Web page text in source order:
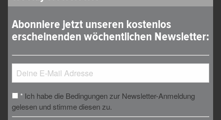
Abonniere jetzt unseren kostenlos
erscheinenden wöchentlichen Newsletter:
* Ich habe die Bedingungen zur Newsletter-Anmeldung
gelesen und stimme diesen zu.